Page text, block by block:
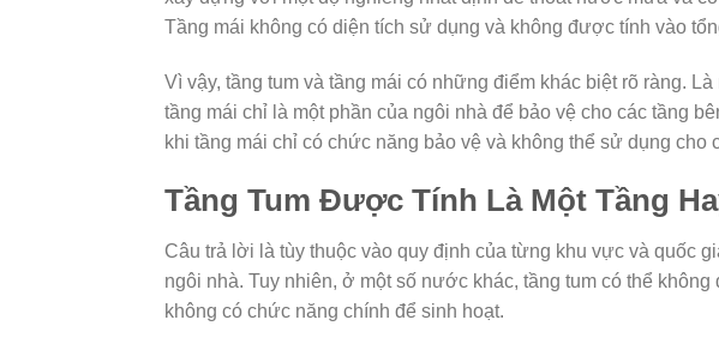
Tầng mái không có diện tích sử dụng và không được tính vào
Vì vậy, tầng tum và tầng mái có những điểm khác biệt rõ ràng.
tầng mái chỉ là một phần của ngôi nhà để bảo vệ cho các tầng
khi tầng mái chỉ có chức năng bảo vệ và không thể sử dụng cho
Tầng Tum Được Tính Là Một Tầng
Câu trả lời là tùy thuộc vào quy định của từng khu vực và quốc
ngôi nhà. Tuy nhiên, ở một số nước khác, tầng tum có thể
không có chức năng chính để sinh hoạt.